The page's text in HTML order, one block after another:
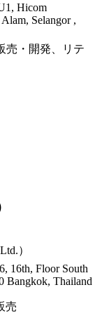
Hicom
Selangor ,
売・開発、リテ
）
16th, Floor South
Bangkok, Thailand
売